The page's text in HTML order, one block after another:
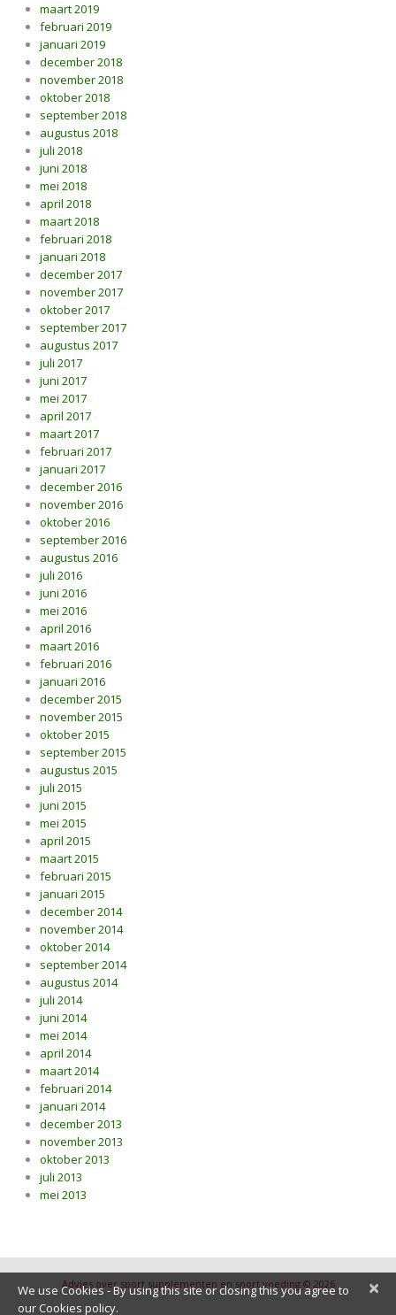
maart 2019
februari 2019
januari 2019
december 2018
november 2018
oktober 2018
september 2018
augustus 2018
juli 2018
juni 2018
mei 2018
april 2018
maart 2018
februari 2018
januari 2018
december 2017
november 2017
oktober 2017
september 2017
augustus 2017
juli 2017
juni 2017
mei 2017
april 2017
maart 2017
februari 2017
januari 2017
december 2016
november 2016
oktober 2016
september 2016
augustus 2016
juli 2016
juni 2016
mei 2016
april 2016
maart 2016
februari 2016
januari 2016
december 2015
november 2015
oktober 2015
september 2015
augustus 2015
juli 2015
juni 2015
mei 2015
april 2015
maart 2015
februari 2015
januari 2015
december 2014
november 2014
oktober 2014
september 2014
augustus 2014
juli 2014
juni 2014
mei 2014
april 2014
maart 2014
februari 2014
januari 2014
december 2013
november 2013
oktober 2013
juli 2013
mei 2013
Advies over sport supplementen en sport voeding © 2026 ×
We use Cookies - By using this site or closing this you agree to
our Cookies policy.